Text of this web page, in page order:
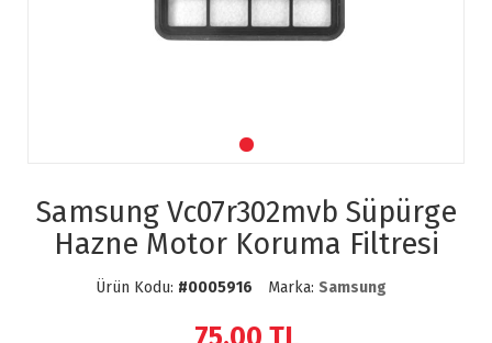
Samsung Vc07r302mvb Süpürge
Hazne Motor Koruma Filtresi
Ürün Kodu: #0005916 Marka: Samsung